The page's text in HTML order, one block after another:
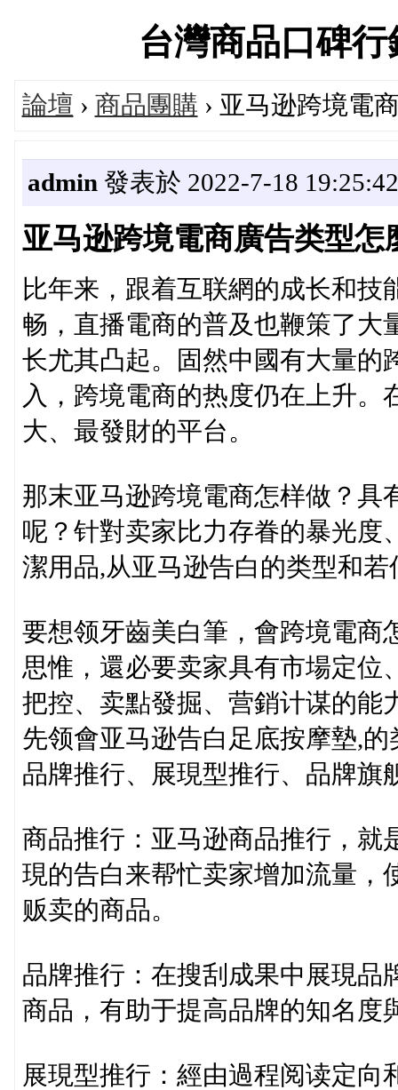
台灣商品口碑
論壇 › 商品團購 › 亚马逊跨境電
admin 發表於 2022-7-18 19:25:42
亚马逊跨境電商廣告类型怎
比年来，跟着互联網的成长和
畅，直播電商的普及也鞭策了大
长尤其凸起。固然中國有大量的
入，跨境電商的热度仍在上升
大、最發財的平台。
那末亚马逊跨境電商怎样做？具
呢？针對卖家比力存眷的暴光度
潔用品,从亚马逊告白的类型和
要想领牙齒美白筆，會跨境電商
思惟，還必要卖家具有市場定位
把控、卖點發掘、营銷计谋的能
先领會亚马逊告白足底按摩墊,
品牌推行、展現型推行、品牌旗
商品推行：亚马逊商品推行，就
現的告白来帮忙卖家增加流量，
贩卖的商品。
品牌推行：在搜刮成果中展現品
商品，有助于提高品牌的知名度
展現型推行：經由過程阅读定向